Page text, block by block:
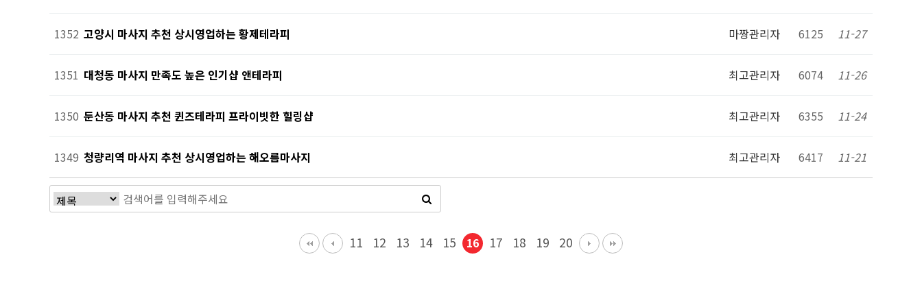
1352 고양시 마사지 추천 상시영업하는 황제테라피 마짱관리자 6125 11-27
1351 대청동 마사지 만족도 높은 인기샵 앤테라피 최고관리자 6074 11-26
1350 둔산동 마사지 추천 퀸즈테라피 프라이빗한 힐링샵 최고관리자 6355 11-24
1349 청량리역 마사지 추천 상시영업하는 해오름마사지 최고관리자 6417 11-21
11 12 13 14 15 16 17 18 19 20